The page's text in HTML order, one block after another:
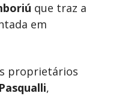
que traz a
em
proprietários
,